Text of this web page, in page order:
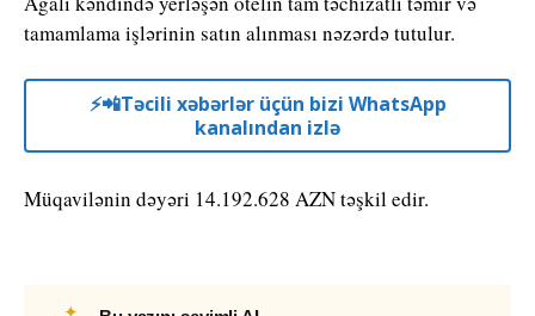
tamamlama işlərinin satın alınması nəzərdə tutulur.
⚡️📲Təcili xəbərlər üçün bizi WhatsApp
kanalından izlə
Müqavilənin dəyəri 14.192.628 AZN təşkil edir.
✦